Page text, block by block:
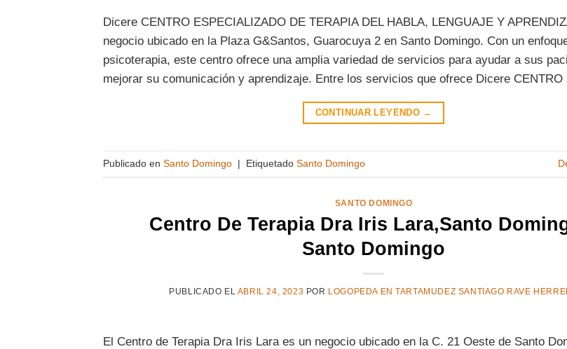
Dicere CENTRO ESPECIALIZADO DE TERAPIA DEL HABLA, LENGUAJE Y
negocio ubicado en la Plaza G&Santos, Guarocuya 2 en Santo Domingo. Con un
psicoterapia, este centro ofrece una amplia variedad de servicios para ayudar a sus
mejorar su comunicación y aprendizaje. Entre los servicios que ofrece Dicere
CONTINUAR LEYENDO →
Publicado en Santo Domingo Etiquetado Santo Domingo
SANTO DOMINGO
Centro De Terapia Dra Iris Lara,Santo
Santo Domingo
PUBLICADO EL ABRIL 24, 2023 POR LOGOPEDA EN TARTAMUDEZ SANTIAGO RAVE
El Centro de Terapia Dra Iris Lara es un negocio ubicado en la C. 21 Oeste de Santo